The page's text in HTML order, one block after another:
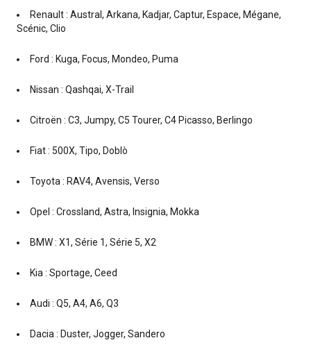
Renault : Austral, Arkana, Kadjar, Captur, Espace, Mégane,
Scénic, Clio
Ford : Kuga, Focus, Mondeo, Puma
Nissan : Qashqai, X-Trail
Citroën : C3, Jumpy, C5 Tourer, C4 Picasso, Berlingo
Fiat : 500X, Tipo, Doblò
Toyota : RAV4, Avensis, Verso
Opel : Crossland, Astra, Insignia, Mokka
BMW : X1, Série 1, Série 5, X2
Kia : Sportage, Ceed
Audi : Q5, A4, A6, Q3
Dacia : Duster, Jogger, Sandero